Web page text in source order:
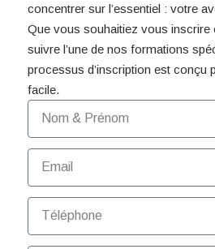
concentrer sur l’essentiel : votre
Que vous souhaitiez vous inscrire
suivre l’une de nos formations
processus d’inscription est conçu
facile.